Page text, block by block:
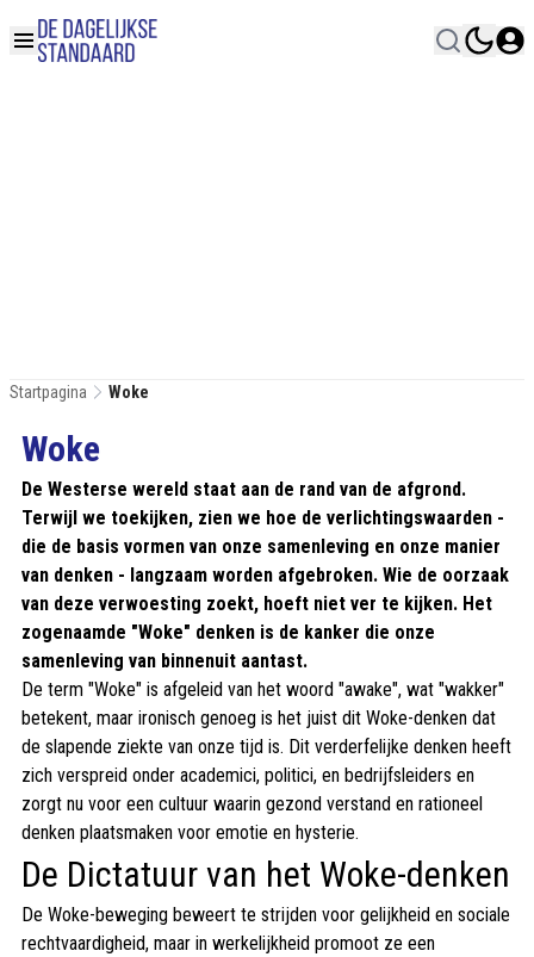
Startpagina Woke
Woke
De Westerse wereld staat aan de rand van de afgrond.
Terwijl we toekijken, zien we hoe de verlichtingswaarden -
die de basis vormen van onze samenleving en onze manier
van denken - langzaam worden afgebroken. Wie de oorzaak
van deze verwoesting zoekt, hoeft niet ver te kijken. Het
zogenaamde "Woke" denken is de kanker die onze
samenleving van binnenuit aantast.
De term "Woke" is afgeleid van het woord "awake", wat "wakker"
betekent, maar ironisch genoeg is het juist dit Woke-denken dat
de slapende ziekte van onze tijd is. Dit verderfelijke denken heeft
zich verspreid onder academici, politici, en bedrijfsleiders en
zorgt nu voor een cultuur waarin gezond verstand en rationeel
denken plaatsmaken voor emotie en hysterie.
De Dictatuur van het Woke-denken
De Woke-beweging beweert te strijden voor gelijkheid en sociale
rechtvaardigheid, maar in werkelijkheid promoot ze een